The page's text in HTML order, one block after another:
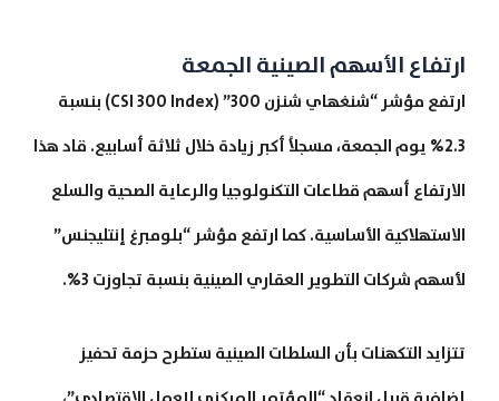
ارتفاع الأسهم الصينية الجمعة
ارتفع مؤشر “شنغهاي شنزن 300” (CSI 300 Index) بنسبة
2.3% يوم الجمعة، مسجلاً أكبر زيادة خلال ثلاثة أسابيع. قاد هذا
الارتفاع أسهم قطاعات التكنولوجيا والرعاية الصحية والسلع
الاستهلاكية الأساسية. كما ارتفع مؤشر “بلومبرغ إنتليجنس”
لأسهم شركات التطوير العقاري الصينية بنسبة تجاوزت 3%.
تتزايد التكهنات بأن السلطات الصينية ستطرح حزمة تحفيز